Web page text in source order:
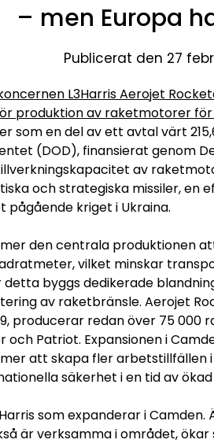
– men Europa
Publicerat den 27
L3Harris Aerojet
produktion av raketmotorer
som en del av ett avtal värt
(DOD), finansierat genom
av
och strategiska missiler, en
pågående kriget i Ukraina.
den centrala produktionen
vilket minskar
detta byggs dedikerade
av raketbränsle. Aerojet
producerar redan över 75
och Patriot. Expansionen i
att skapa fler arbetstillfällen
säkerhet i en tid av
som expanderar i
är verksamma i området,